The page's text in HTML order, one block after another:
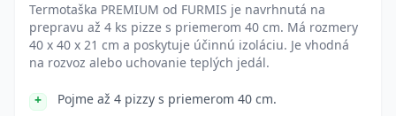
Termotaška PREMIUM od FURMIS je navrhnutá na
prepravu až 4 ks pizze s priemerom 40 cm. Má rozmery
40 x 40 x 21 cm a poskytuje účinnú izoláciu. Je vhodná
na rozvoz alebo uchovanie teplých jedál.
Pojme až 4 pizzy s priemerom 40 cm.